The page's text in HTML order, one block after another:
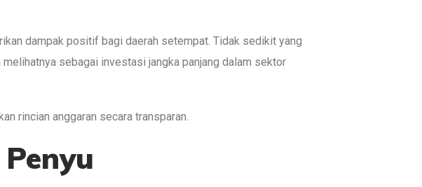
dampak positif bagi daerah setempat. Tidak sedikit yang
sebagai investasi jangka panjang dalam sektor
rincian anggaran secara transparan.